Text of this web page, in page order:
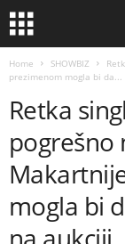
Home SHOWBIZ
prezimenom mogla bi da...
Retka
pogrešno
mogla bi